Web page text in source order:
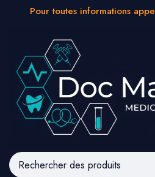
Pour toutes informations